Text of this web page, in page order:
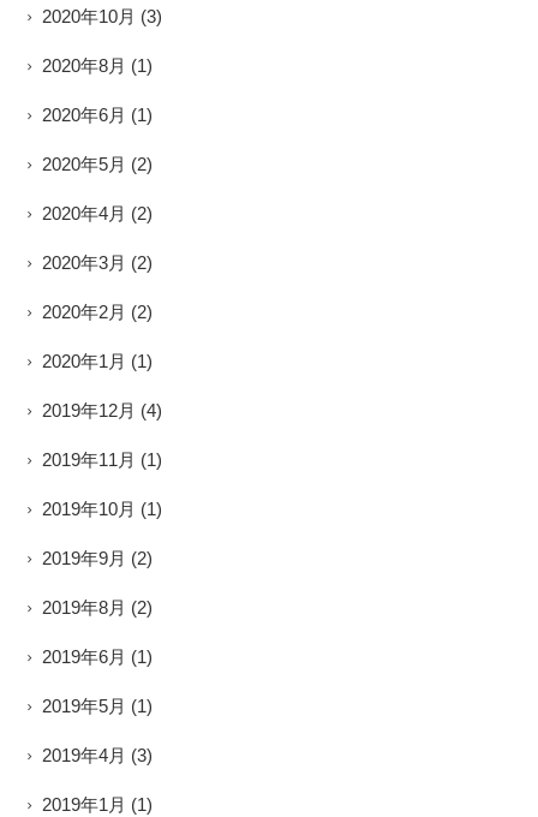
2020年10月 (3)
2020年8月 (1)
2020年6月 (1)
2020年5月 (2)
2020年4月 (2)
2020年3月 (2)
2020年2月 (2)
2020年1月 (1)
2019年12月 (4)
2019年11月 (1)
2019年10月 (1)
2019年9月 (2)
2019年8月 (2)
2019年6月 (1)
2019年5月 (1)
2019年4月 (3)
2019年1月 (1)